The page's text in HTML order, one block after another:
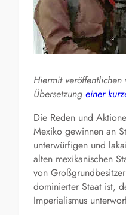
Hiermit
Übersetzung einer
Die Reden und
Mexiko gewinnen an
unterwürfigen und
alten mexikanischen
von
dominierter Staat ist,
Imperialismus